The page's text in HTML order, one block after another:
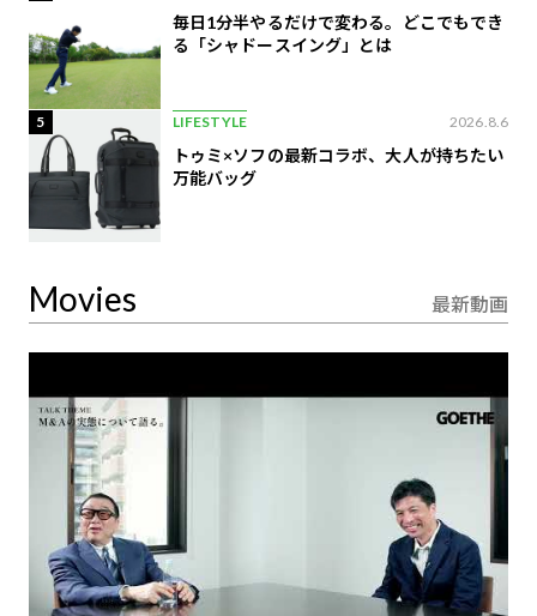
毎日1分半やるだけで変わる。どこでもでき
る「シャドースイング」とは
5 LIFESTYLE 2026.8.6
トゥミ×ソフの最新コラボ、大人が持ちたい
万能バッグ
Movies 最新動画